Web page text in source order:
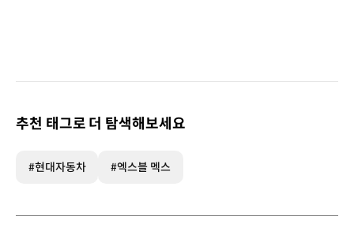
추천 태그로 더 탐색해보세요
#현대자동차 #엑스블 멕스